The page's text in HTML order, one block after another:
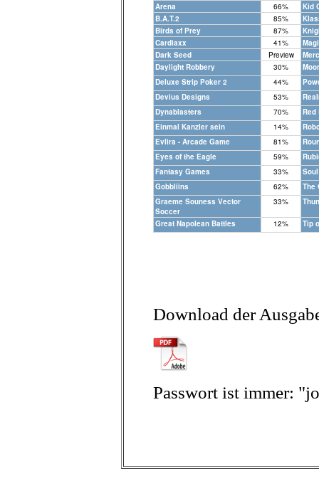
Arena
66%
Kid
B.A.T.2
85%
Birds of Prey
87%
Cardiaxx
41%
Dark Seed
Preview
Daylight Robbery
30%
Deluxe Strip Poker 2
44%
Devius Designs
53%
Dynablasters
70%
Red
Einmal Kanzler sein
14%
Evlira - Arcade Game
81%
Eyes of the Eagle
59%
Fantasy Games
33%
Gobbliins
62%
The
Graeme Souness Vector
Soccer
33%
Great Napolean Battles 12% Tip
Download der
Passwort ist immer: